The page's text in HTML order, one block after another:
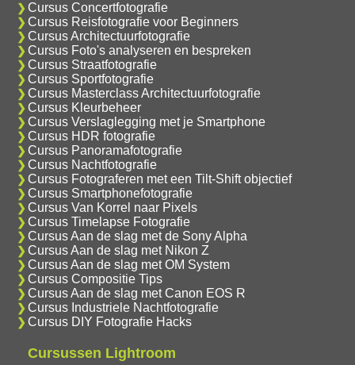
Cursus Concertfotografie
Cursus Reisfotografie voor Beginners
Cursus Architectuurfotografie
Cursus Foto's analyseren en bespreken
Cursus Straatfotografie
Cursus Sportfotografie
Cursus Masterclass Architectuurfotografie
Cursus Kleurbeheer
Cursus Verslaglegging met je Smartphone
Cursus HDR fotografie
Cursus Panoramafotografie
Cursus Nachtfotografie
Cursus Fotograferen met een Tilt-Shift objectief
Cursus Smartphonefotografie
Cursus Van Korrel naar Pixels
Cursus Timelapse Fotografie
Cursus Aan de slag met de Sony Alpha
Cursus Aan de slag met Nikon Z
Cursus Aan de slag met OM System
Cursus Compositie Tips
Cursus Aan de slag met Canon EOS R
Cursus Industriele Nachtfotografie
Cursus DIY Fotografie Hacks
Cursussen Lightroom